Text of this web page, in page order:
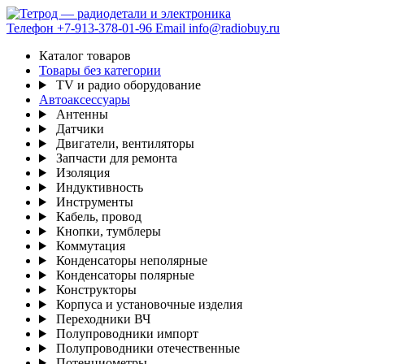
Телефон +7-913-378-01-96 Email info@radiobuy.ru
Каталог товаров
Товары без категории
TV и радио оборудование
Автоаксессуары
Антенны
Датчики
Двигатели, вентиляторы
Запчасти для ремонта
Изоляция
Индуктивность
Инструменты
Кабель, провод
Кнопки, тумблеры
Коммутация
Конденсаторы неполярные
Конденсаторы полярные
Конструкторы
Корпуса и установочные изделия
Переходники ВЧ
Полупроводники импорт
Полупроводники отечественные